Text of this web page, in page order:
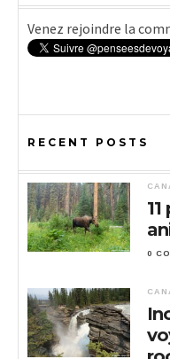
Venez rejoindre la
RECENT POSTS
0